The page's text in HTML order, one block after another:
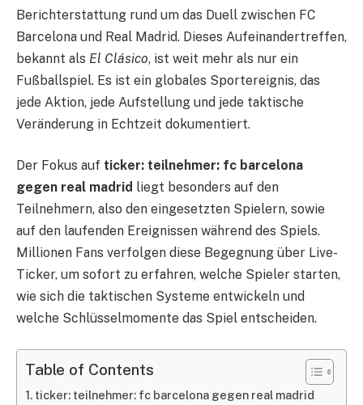
Berichterstattung rund um das Duell zwischen FC
Barcelona und Real Madrid. Dieses Aufeinandertreffen,
bekannt als El Clásico, ist weit mehr als nur ein
Fußballspiel. Es ist ein globales Sportereignis, das
jede Aktion, jede Aufstellung und jede taktische
Veränderung in Echtzeit dokumentiert.
Der Fokus auf ticker: teilnehmer: fc barcelona
gegen real madrid liegt besonders auf den
Teilnehmern, also den eingesetzten Spielern, sowie
auf den laufenden Ereignissen während des Spiels.
Millionen Fans verfolgen diese Begegnung über Live-
Ticker, um sofort zu erfahren, welche Spieler starten,
wie sich die taktischen Systeme entwickeln und
welche Schlüsselmomente das Spiel entscheiden.
Table of Contents
ticker: teilnehmer: fc barcelona gegen real madrid